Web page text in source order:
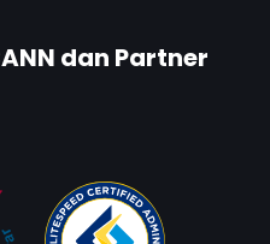
dan Partner